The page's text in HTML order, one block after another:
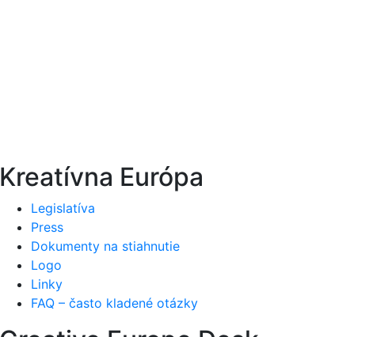
Kreatívna Európa
Legislatíva
Press
Dokumenty na stiahnutie
Logo
Linky
FAQ – často kladené otázky